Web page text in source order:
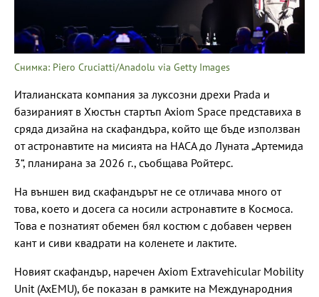
Снимка: Piero Cruciatti/Anadolu via Getty Images
Италианската компания за луксозни дрехи Prada и
базираният в Хюстън стартъп Axiom Space представиха в
сряда дизайна на скафандъра, който ще бъде използван
от астронавтите на мисията на НАСА до Луната „Артемида
3“, планирана за 2026 г., съобщава Ройтерс.
На външен вид скафандърът не се отличава много от
това, което и досега са носили астронавтите в Космоса.
Това е познатият обемен бял костюм с добавен червен
кант и сиви квадрати на коленете и лактите.
Новият скафандър, наречен Axiom Extravehicular Mobility
Unit (AxEMU), бе показан в рамките на Международния